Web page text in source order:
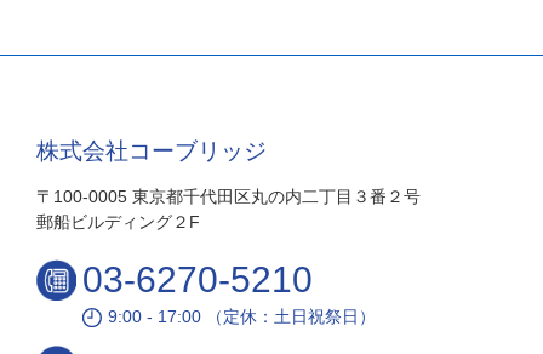
株式会社コーブリッジ
〒100-0005 東京都千代田区丸の内二丁目３番２号
郵船ビルディング２F
03-6270-5210
9:00 - 17:00 （定休：土日祝祭日）